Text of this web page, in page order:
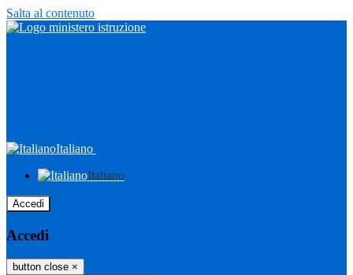
Salta al contenuto
Italiano
Italiano
Accedi
Accedi
button close ×